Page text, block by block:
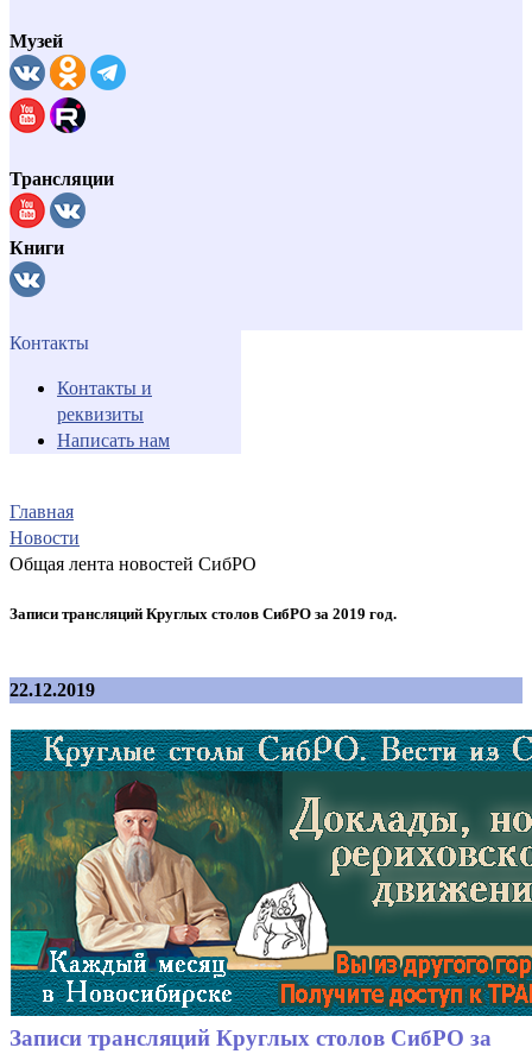
Музей
Трансляции
Книги
Контакты
Контакты и
реквизиты
Написать нам
Главная
Новости
Общая лента новостей СибРО
Записи трансляций Круглых столов СибРО за 2019 год.
22.12.2019
Записи трансляций Круглых столов СибРО за